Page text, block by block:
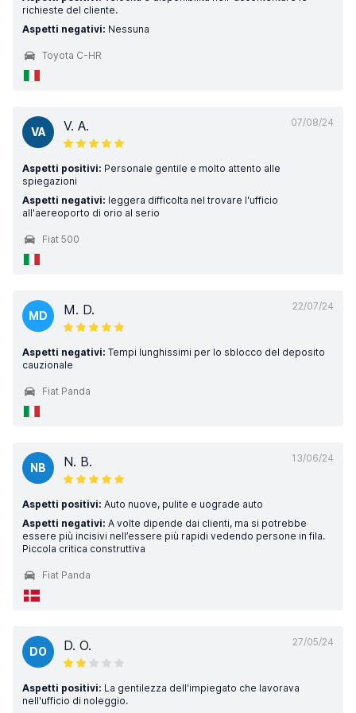
richieste del cliente.
Aspetti negativi: Nessuna
Toyota C-HR
07/08/24
VA V. A.
Aspetti positivi: Personale gentile e molto attento alle
spiegazioni
Aspetti negativi: leggera difficolta nel trovare l'ufficio
all'aereoporto di orio al serio
Fiat 500
22/07/24
MD M. D.
Aspetti negativi: Tempi lunghissimi per lo sblocco del deposito
cauzionale
Fiat Panda
13/06/24
NB N. B.
Aspetti positivi: Auto nuove, pulite e uograde auto
Aspetti negativi: A volte dipende dai clienti, ma si potrebbe
essere più incisivi nell’essere più rapidi vedendo persone in fila.
Piccola critica construttiva
Fiat Panda
27/05/24
DO D. O.
Aspetti positivi: La gentilezza dell'impiegato che lavorava
nell'ufficio di noleggio.